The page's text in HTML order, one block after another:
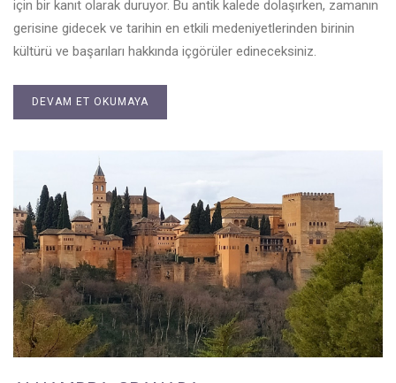
için bir kanıt olarak duruyor. Bu antik kalede dolaşırken, zamanın
gerisine gidecek ve tarihin en etkili medeniyetlerinden birinin
kültürü ve başarıları hakkında içgörüler edineceksiniz.
DEVAM ET OKUMAYA